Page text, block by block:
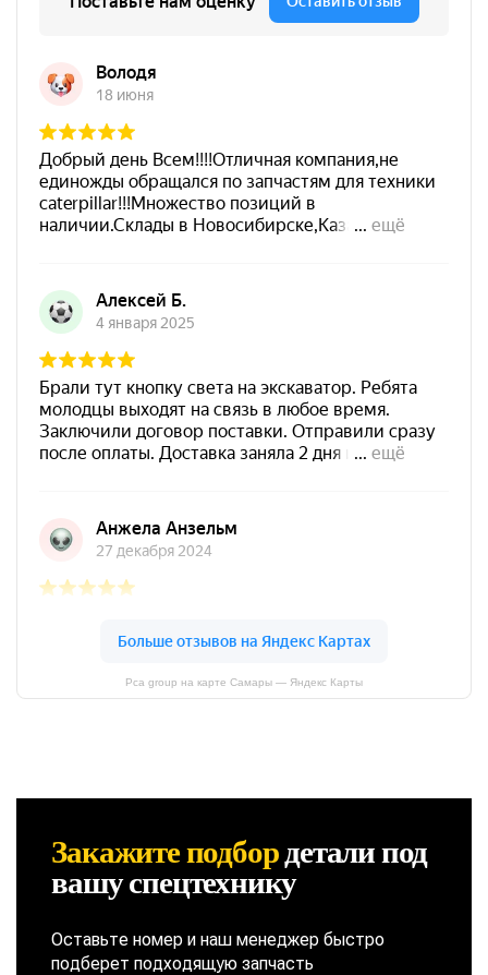
Pca group на карте Самары — Яндекс Карты
Закажите подбордеталипод
вашу спецтехнику
Оставьте номер и наш менеджер быстро
подберет подходящую запчасть